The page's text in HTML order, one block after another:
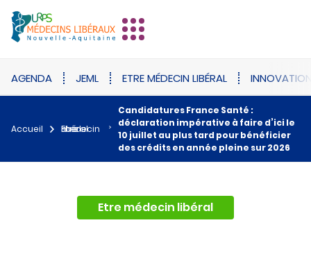
AGENDA JEML ETRE MÉDECIN LIBÉRAL
Accueil Etre médecin libéral
Candidatures France Santé :
déclaration impérative à faire d’ici le
10 juillet au plus tard pour bénéficier
des crédits en année pleine sur 2026
Etre médecin libéral